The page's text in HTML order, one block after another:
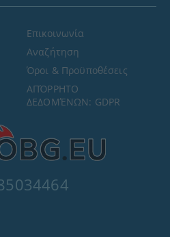
Επικοινωνία
Αναζήτηση
Όροι & Προϋποθέσεις
ΑΠΌΡΡΗΤΟ
ΔΕΔΟΜΈΝΩΝ: GDPR